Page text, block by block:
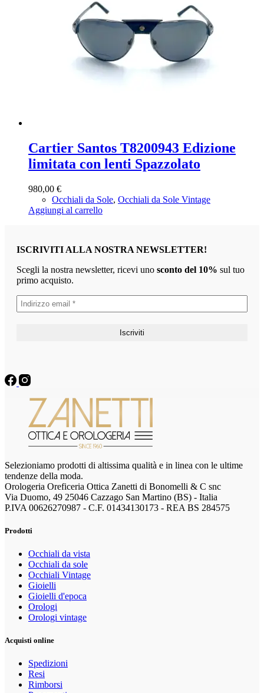
Cartier Santos T8200943 Edizione
limitata con lenti Spazzolato
980,00 €
Occhiali da Sole, Occhiali da Sole Vintage
Aggiungi al carrello
ISCRIVITI ALLA NOSTRA NEWSLETTER!
Scegli la nostra newsletter, ricevi uno sconto del 10% sul tuo
primo acquisto.
Selezioniamo prodotti di altissima qualità e in linea con le ultime
tendenze della moda.
Orologeria Oreficeria Ottica Zanetti di Bonomelli & C snc
Via Duomo, 49 25046 Cazzago San Martino (BS) - Italia
P.IVA 00626270987 - C.F. 01434130173 - REA BS 284575
Prodotti
Occhiali da vista
Occhiali da sole
Occhiali Vintage
Gioielli
Gioielli d'epoca
Orologi
Orologi vintage
Acquisti online
Spedizioni
Resi
Rimborsi